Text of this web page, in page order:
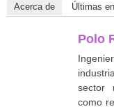
Acerca de Últimas
Polo
sector
como